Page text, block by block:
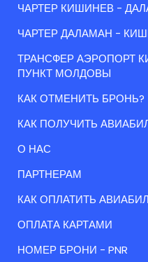
ЧАРТЕР КИШИНЕВ -
ЧАРТЕР ДАЛАМАН -
ТРАНСФЕР АЭРОПОРТ
ПУНКТ МОЛДОВЫ
КАК ОТМЕНИТЬ БРОНЬ?
КАК ПОЛУЧИТЬ
О НАС
ПАРТНЕРАМ
КАК ОПЛАТИТЬ
ОПЛАТА КАРТАМИ
НОМЕР БРОНИ - PNR